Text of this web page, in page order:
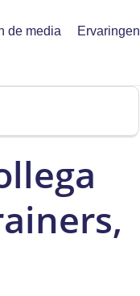
de media Ervaringen